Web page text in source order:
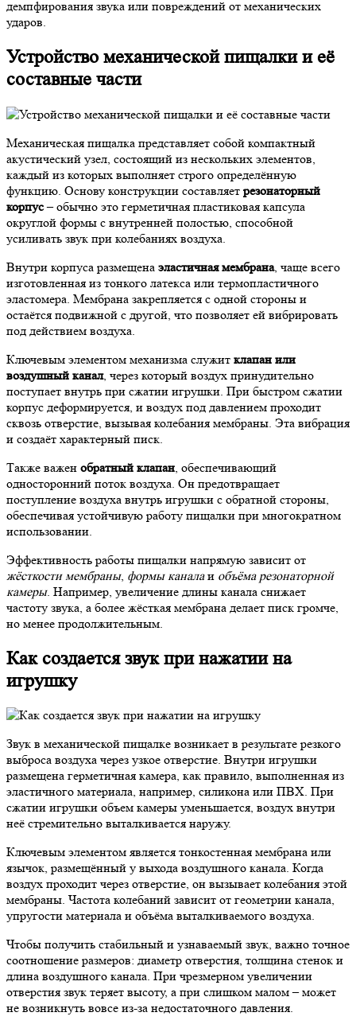
демпфирования звука или повреждений от механических
ударов.
Устройство механической пищалки и её
составные части
Механическая пищалка представляет собой компактный
акустический узел, состоящий из нескольких элементов,
каждый из которых выполняет строго определённую
функцию. Основу конструкции составляет резонаторный
корпус– обычно это герметичная пластиковая капсула
округлой формы с внутренней полостью, способной
усиливать звук при колебаниях воздуха.
Внутри корпуса размещена эластичная мембрана, чаще всего
изготовленная из тонкого латекса или термопластичного
эластомера. Мембрана закрепляется с одной стороны и
остаётся подвижной с другой, что позволяет ей вибрировать
под действием воздуха.
Ключевым элементом механизма служит клапан или
воздушный канал, через который воздух принудительно
поступает внутрь при сжатии игрушки. При быстром сжатии
корпус деформируется, и воздух под давлением проходит
сквозь отверстие, вызывая колебания мембраны. Эта вибрация
и создаёт характерный писк.
Также важен обратный клапан , обеспечивающий
односторонний поток воздуха. Он предотвращает
поступление воздуха внутрь игрушки с обратной стороны,
обеспечивая устойчивую работу пищалки при многократном
использовании.
Эффективность работы пищалки напрямую зависит от
жёсткости мембраны, формы каналаи объёма резонаторной
камеры. Например, увеличение длины канала снижает
частоту звука, а более жёсткая мембрана делает писк громче,
но менее продолжительным.
Как создается звук при нажатии на
игрушку
Звук в механической пищалке возникает в результате резкого
выброса воздуха через узкое отверстие. Внутри игрушки
размещена герметичная камера, как правило, выполненная из
эластичного материала, например, силикона или ПВХ. При
сжатии игрушки объем камеры уменьшается, воздух внутри
неё стремительно выталкивается наружу.
Ключевым элементом является тонкостенная мембрана или
язычок, размещённый у выхода воздушного канала. Когда
воздух проходит через отверстие, он вызывает колебания этой
мембраны. Частота колебаний зависит от геометрии канала,
упругости материала и объёма выталкиваемого воздуха.
Чтобы получить стабильный и узнаваемый звук, важно точное
соотношение размеров: диаметр отверстия, толщина стенок и
длина воздушного канала. При чрезмерном увеличении
отверстия звук теряет высоту, а при слишком малом – может
не возникнуть вовсе из-за недостаточного давления.